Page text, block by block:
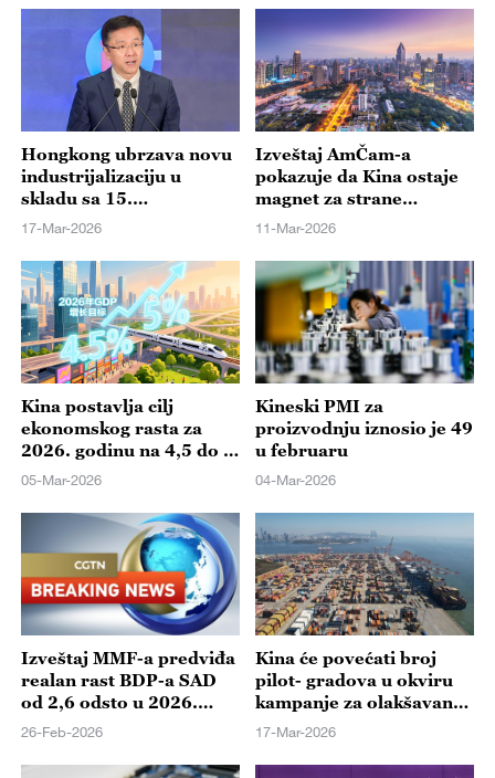
zajedničkom budućnošću
za čovečanstvo
Hongkong ubrzava novu
industrijalizaciju u
skladu sa 15.
nacionalnim
17-Mar-2026
Izveštaj AmČam-a
pokazuje da Kina ostaje
magnet za strane
investicije
11-Mar-2026
Kina postavlja cilj
ekonomskog rasta za
2026. godinu na 4,5 do 5
odsto
05-Mar-2026
Kineski PMI za
proizvodnju iznosio je 49
u februaru
04-Mar-2026
Izveštaj MMF-a predviđa
realan rast BDP-a SAD
od 2,6 odsto u 2026.
godini
26-Feb-2026
Kina će povećati broj
pilot- gradova u okviru
kampanje za olakšavanje
prekogranične trgovine
17-Mar-2026